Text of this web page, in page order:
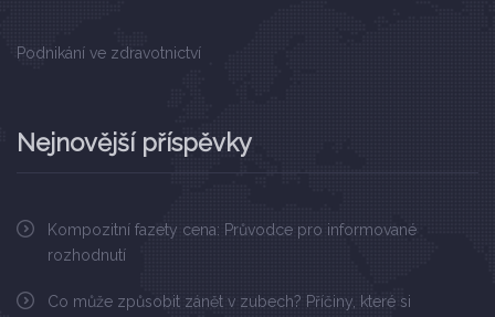
Podnikání ve zdravotnictví
Nejnovější příspěvky
Kompozitní fazety cena: Průvodce pro informované
rozhodnutí
Co může způsobit zánět v zubech? Příčiny, které si